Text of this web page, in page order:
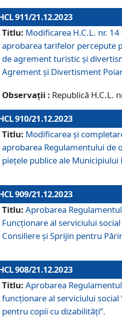
911/21.12.2023
Titlu: Modificarea H.C.L. nr.
aprobarea tarifelor percepute
de agrement turistic și
Agrement și Divertisment
Observații : Republică H.C.L.
910/21.12.2023
Titlu: Modificarea și
aprobarea Regulamentului de
piețele publice ale Municipiului
909/21.12.2023
Titlu: Aprobarea
Funcționare al serviciului
Consiliere şi Sprijin pentru
908/21.12.2023
Titlu: Aprobarea
funcţionare al serviciului social
pentru copii cu dizabilități”.